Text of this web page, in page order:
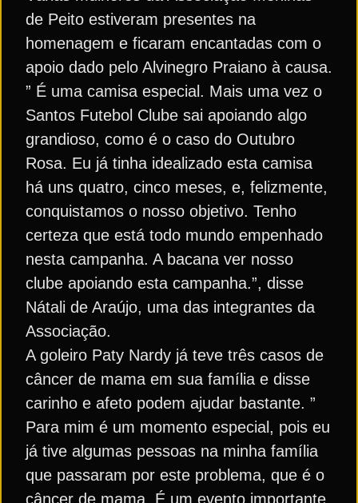
de Peito estiveram presentes na
homenagem e ficaram encantadas com o
apoio dado pelo Alvinegro Praiano à causa.
” É uma camisa especial. Mais uma vez o
Santos Futebol Clube sai apoiando algo
grandioso, como é o caso do Outubro
Rosa. Eu já tinha idealizado esta camisa
há uns quatro, cinco meses, e, felizmente,
conquistamos o nosso objetivo. Tenho
certeza que está todo mundo empenhado
nesta campanha. A bacana ver nosso
clube apoiando esta campanha.”, disse
Nátali de Araújo, uma das integrantes da
Associação.
A goleiro Paty Nardy já teve três casos de
câncer de mama em sua família e disse
carinho e afeto podem ajudar bastante. ”
Para mim é um momento especial, pois eu
já tive algumas pessoas na minha família
que passaram por este problema, que é o
câncer de mama. É um evento importante